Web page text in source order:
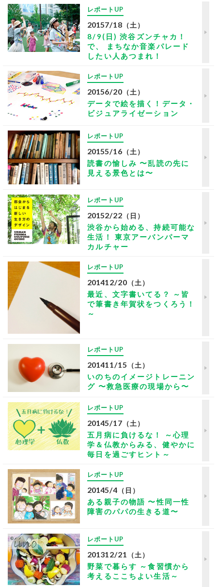
レポートUP
20157/18 （土）
8/9(日) 渋谷ズンチャカ！
で、 まちなか音楽パレード
したい人あつまれ！
レポートUP
20156/20 （土）
データで絵を描く！データ・
ビジュアライゼーション
レポートUP
20155/16 （土）
読書の愉しみ 〜乱読の先に
見える景色とは〜
レポートUP
20152/22 （日）
渋谷から始める、持続可能な
生活！ 東京アーバンパーマ
カルチャー
レポートUP
201412/20 （土）
最近、文字書いてる？ ～皆
で筆書き年賀状をつくろう！
～
レポートUP
201411/15 （土）
いのちのイメージトレーニン
グ 〜救急医療の現場から〜
レポートUP
20145/17 （土）
五月病に負けるな！ ～心理
学＆仏教からみる、健やかに
毎日を過ごすヒント～
レポートUP
20145/4 （日）
ある親子の物語 〜性同一性
障害のパパの生きる道〜
レポートUP
201312/21 （土）
野菜で暮らす ～食習慣から
考えるここちよい生活～